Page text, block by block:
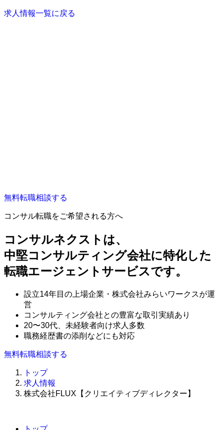
求人情報一覧に戻る
無料転職相談する
コンサル転職をご希望される方へ
コンサルネクストは、
中堅コンサルティング会社に特化した
転職エージェントサービスです。
設立14年目の上場企業・株式会社みらいワークスが運
営
コンサルティング会社との豊富な取引実績あり
20〜30代、未経験者向け求人多数
職務経歴書の添削などにも対応
無料転職相談する
トップ
求人情報
株式会社FLUX【クリエイティブディレクター】